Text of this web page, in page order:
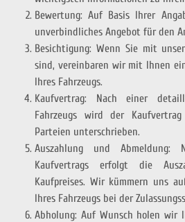
Bewertung: Auf Basis Ihrer
unverbindliches Angebot für den
Besichtigung: Wenn Sie mit
sind, vereinbaren wir mit Ihnen
Ihres Fahrzeugs.
Kaufvertrag: Nach einer
Fahrzeugs wird der
Parteien unterschrieben.
Auszahlung und Abmeldung:
Kaufvertrags erfolgt die
Kaufpreises. Wir kümmern uns
Ihres Fahrzeugs bei der
Abholung: Auf Wunsch holen wir